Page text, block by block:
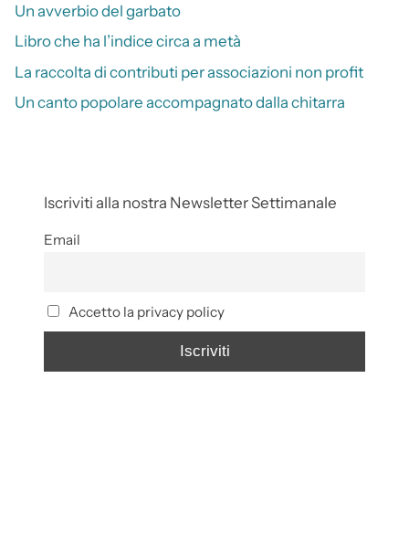
Un avverbio del garbato
Libro che ha l’indice circa a metà
La raccolta di contributi per associazioni non profit
Un canto popolare accompagnato dalla chitarra
Iscriviti alla nostra Newsletter Settimanale
Email
Accetto la privacy policy